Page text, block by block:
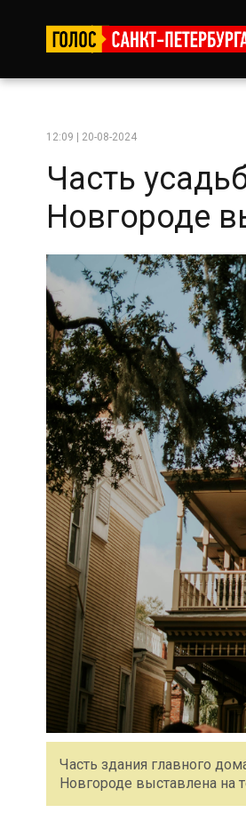
12:09 | 20-08-2024
Часть
Новгороде
Часть здания главного
Новгороде выставлена на